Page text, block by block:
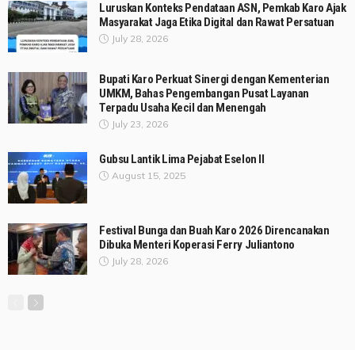
Luruskan Konteks Pendataan ASN, Pemkab Karo Ajak
Masyarakat Jaga Etika Digital dan Rawat Persatuan
July 28, 2026
Bupati Karo Perkuat Sinergi dengan Kementerian
UMKM, Bahas Pengembangan Pusat Layanan
Terpadu Usaha Kecil dan Menengah
July 23, 2026
Gubsu Lantik Lima Pejabat Eselon II
August 15, 2025
Festival Bunga dan Buah Karo 2026 Direncanakan
Dibuka Menteri Koperasi Ferry Juliantono
July 28, 2026